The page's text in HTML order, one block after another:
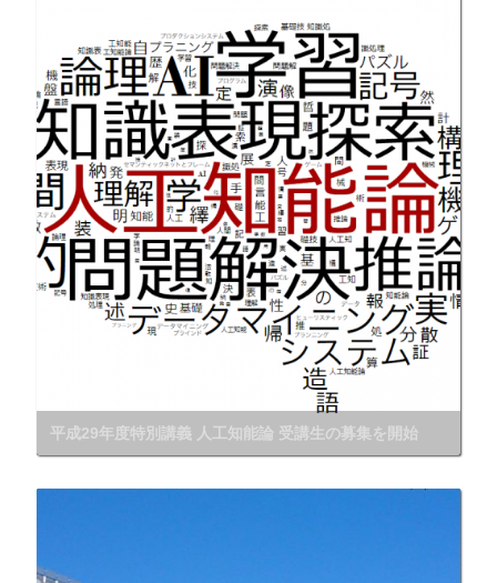
平成29年度特別講義 人工知能論 受講生の募集を開始